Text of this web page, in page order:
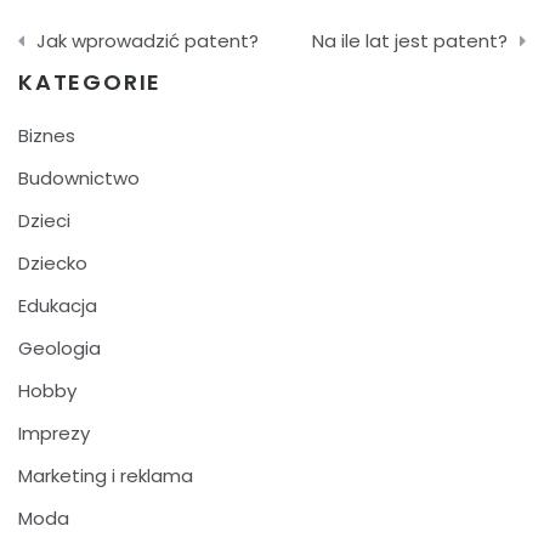
Nawigacja
wpisu
Jak wprowadzić patent? Na ile lat jest patent?
KATEGORIE
Biznes
Budownictwo
Dzieci
Dziecko
Edukacja
Geologia
Hobby
Imprezy
Marketing i reklama
Moda